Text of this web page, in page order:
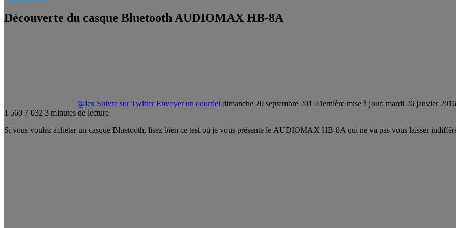
Découverte du casque Bluetooth AUDIOMAX HB-8A
@lex Suivre sur Twitter Envoyer un courriel dimanche 20 septembre 2015Dernière mise à jour: mardi 26 janvier 2016
1 560 7 032 3 minutes de lecture
Si vous voulez acheter un casque Bluetooth, lisez bien ce test où je vous présente le AUDIOMAX HB-8A qui ne va pas vous laisser